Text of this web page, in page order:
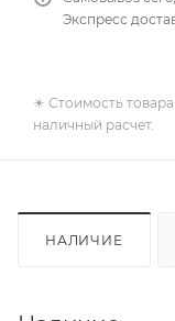
Экспресс
✴️ Стоимость
наличный расчет.
НАЛИЧИЕ